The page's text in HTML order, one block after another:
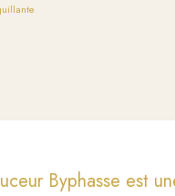
Byphasse est